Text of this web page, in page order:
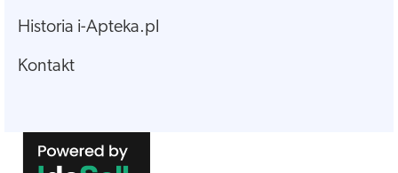
Historia i-Apteka.pl
Kontakt